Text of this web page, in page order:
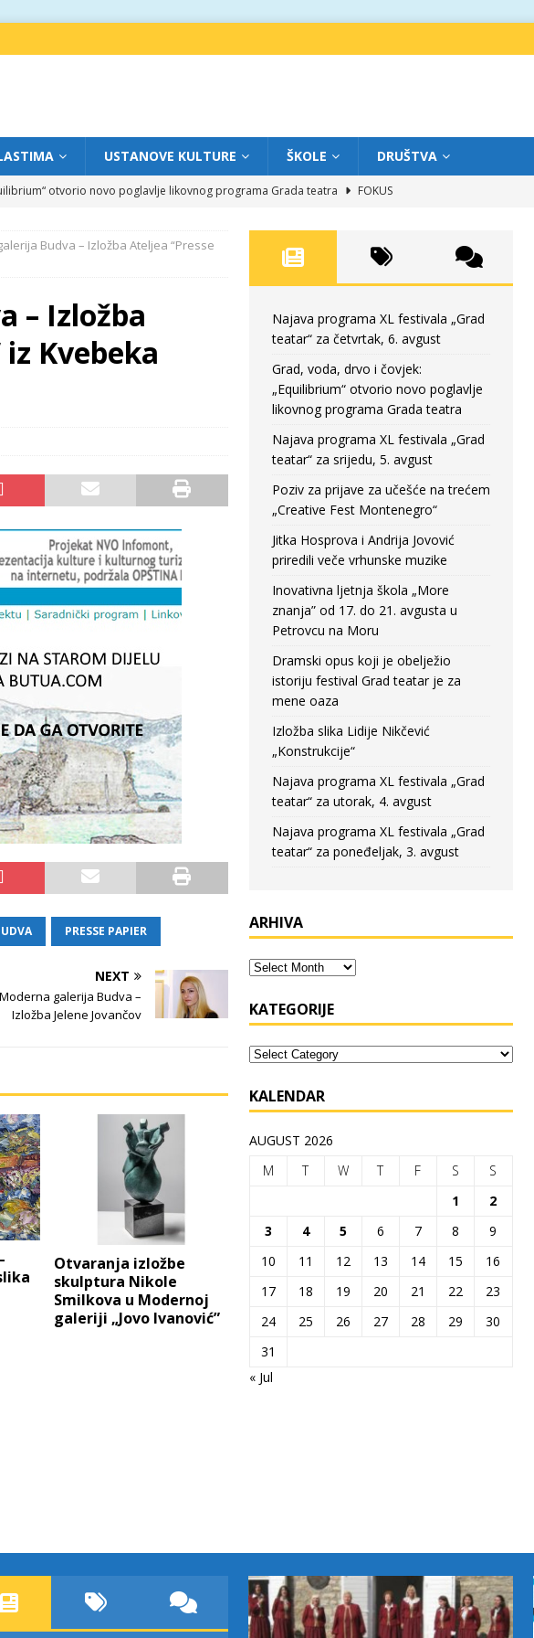
USTANOVE KULTURE ŠKOLE DRUŠTVA
otvorio novo poglavlje likovnog programa Grada teatra
FOKUS
„Creative Fest Montenegro“
BAUO
GRAD TEATAR
teatar“ za četvrtak, 6. avgust
Budva – Izložba Ateljea “Presse
– Izložba
Kvebeka
PRESSE PAPIER
NEXT
Moderna galerija Budva –
Izložba Jelene Jovančov
Otvaranja izložbe
skulptura Nikole
Smilkova u Modernoj
galeriji „Jovo Ivanović”
Najava programa XL festivala „Grad
teatar“ za četvrtak, 6. avgust
Grad, voda, drvo i čovjek:
„Equilibrium“ otvorio novo poglavlje
likovnog programa Grada teatra
Najava programa XL festivala „Grad
teatar“ za srijedu, 5. avgust
Poziv za prijave za učešće na trećem
„Creative Fest Montenegro“
Jitka Hosprova i Andrija Jovović
priredili veče vrhunske muzike
Inovativna ljetnja škola „More
znanja” od 17. do 21. avgusta u
Petrovcu na Moru
Dramski opus koji je obelježio
istoriju festival Grad teatar je za
mene oaza
Izložba slika Lidije Nikčević
„Konstrukcije“
Najava programa XL festivala „Grad
teatar“ za utorak, 4. avgust
Najava programa XL festivala „Grad
teatar“ za poneđeljak, 3. avgust
ARHIVA
KATEGORIJE
KALENDAR
AUGUST 2026
M
T W T F S
S
1
2
3
4 5 6 7 8
9
10
11 12 13 14 15
16
17
18 19 20 21 22
23
24
25 26 27 28 29
30
31
« Jul